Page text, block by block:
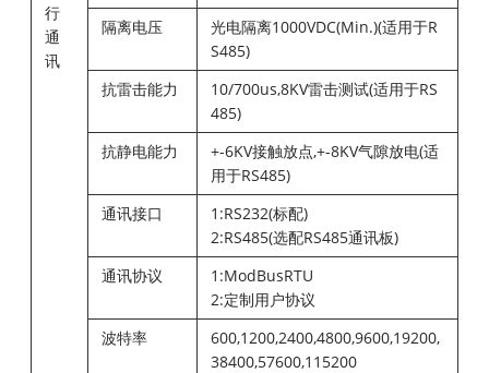
行
通
讯
隔离电压
光电隔离1000VDC(Min.)(适用于R
S485)
抗雷击能力
10/700us,8KV雷击测试(适用于RS
485)
抗静电能力
+-6KV接触放点,+-8KV气隙放电(适
用于RS485)
通讯接口
1:RS232(标配)
2:RS485(选配RS485通讯板)
通讯协议
1:ModBusRTU
2:定制用户协议
波特率
600,1200,2400,4800,9600,19200,
38400,57600,115200